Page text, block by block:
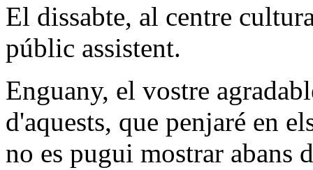
El dissabte, al centre
públic assistent.
Enguany, el vostre
d'aquests, que penjaré en
no es pugui mostrar abans